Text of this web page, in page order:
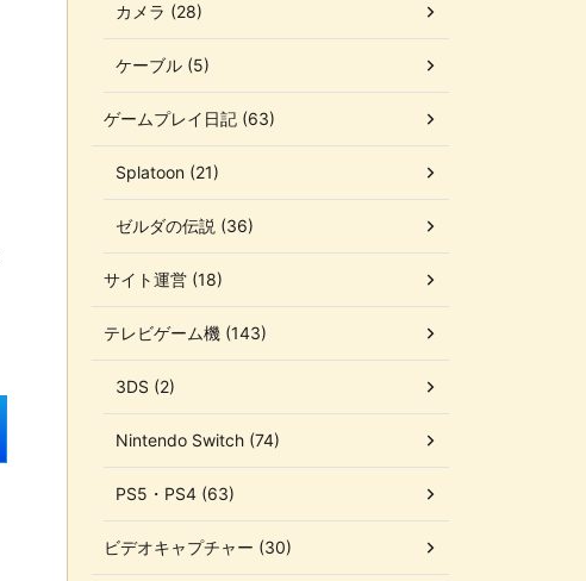
カメラ (28)
ケーブル (5)
ゲームプレイ日記 (63)
Splatoon (21)
ゼルダの伝説 (36)
サイト運営 (18)
テレビゲーム機 (143)
3DS (2)
Nintendo Switch (74)
PS5・PS4 (63)
ビデオキャプチャー (30)